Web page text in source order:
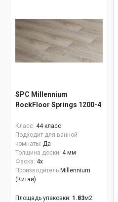
SPC Millennium
RockFloor Springs 1200-4
Класс: 44 класс
Подходит для ванной
комнаты: Да
Толщина доски: 4 мм
Фаска: 4x
Производитель Millennium
(Китай)
Площадь упаковки: 1.83м2